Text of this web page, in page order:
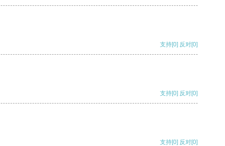
支持[0] 反对[0]
支持[0] 反对[0]
支持[0] 反对[0]